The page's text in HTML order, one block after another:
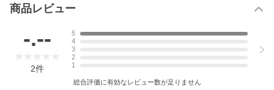
※購入特典やキャンペーンについて記載がない商品に関しまして
は、特典は付属いたしません。また、店頭で行われているキャン
※発売日が異なる商品やお取り寄せ商品を同時にご注文された場
合、すべての商品が入荷次第発送となります。
※以上、あらかじめご了承の上、ご注文ください。
メーカー名：タカラトミー
商品名：シンカリオン SGX01 シンカリオン E5はやぶさ
商品レビュー
-.--
2件
5
4
3
2
1
総合評価に有効なレビュー数が足りません